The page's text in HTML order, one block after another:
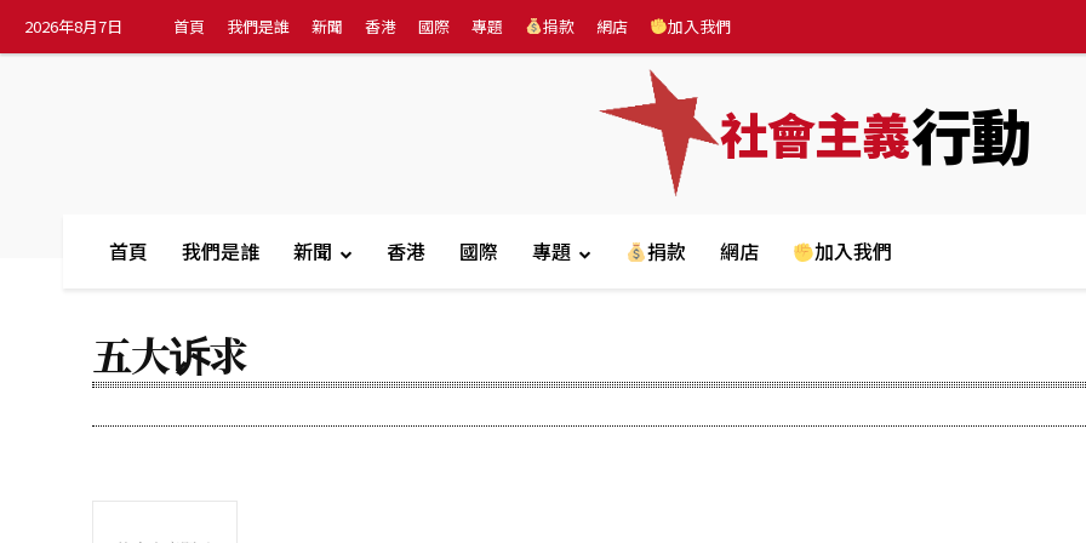
2026年8月7日 首頁 我們是誰 新聞 香港 國際 專題 捐款 網店 加入我們
社會主義行動
首頁 我們是誰 新聞 香港 國際 專題 捐款 網店 加入我們
五大诉求